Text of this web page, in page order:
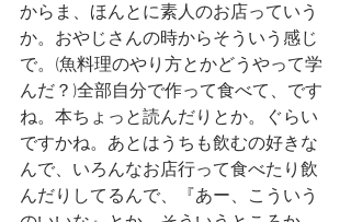
からま、ほんとに素人のお店っていう
か。おやじさんの時からそういう感じ
で。(魚料理のやり方とかどうやって学
んだ？)全部自分で作って食べて、です
ね。本ちょっと読んだりとか。ぐらい
ですかね。あとはうちも飲むの好きな
んで、いろんなお店行って食べたり飲
んだりしてるんで、『あー、こういう